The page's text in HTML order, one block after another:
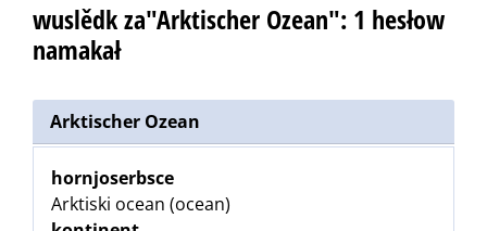
wuslědk za"Arktischer Ozean": 1 hesłow
namakał
Arktischer Ozean
hornjoserbsce
Arktiski ocean (ocean)